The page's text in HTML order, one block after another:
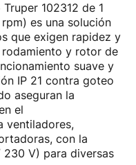
102312 de 1
es una solución
que exigen rapidez y
y rotor de
suave y
IP 21 contra goteo
aseguran la
el
ventiladores,
con la
V) para diversas